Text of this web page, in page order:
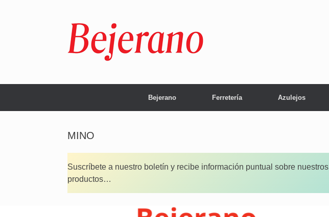
Bejerano Ferretería Azulejos
MINO
Suscríbete a nuestro boletín y recibe información puntual sobre nuestros
productos…